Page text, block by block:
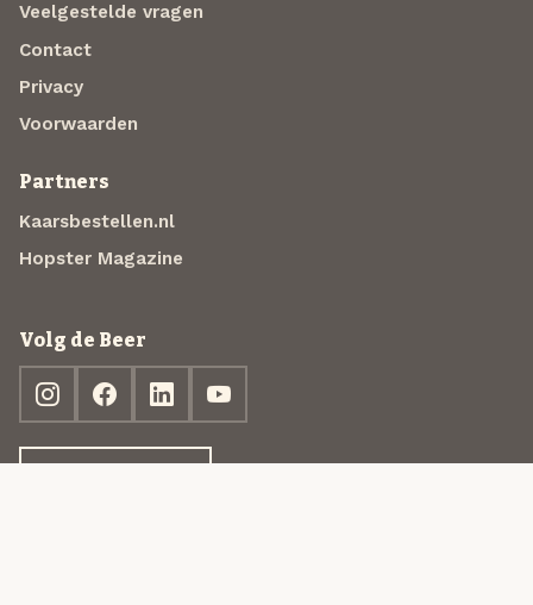
Veelgestelde vragen
Contact
Privacy
Voorwaarden
Partners
Kaarsbestellen.nl
Hopster Magazine
Volg de Beer